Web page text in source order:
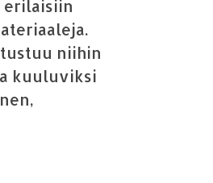
erilaisiin
niihin
kuuluviksi